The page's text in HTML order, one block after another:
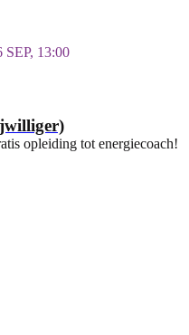
13:00
opleiding tot energiecoach!